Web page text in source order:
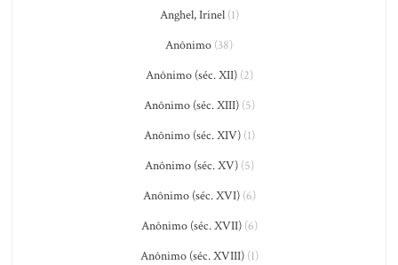
Anghel, Irinel(1)
Anônimo (38)
Anônimo (séc. XII)(2)
Anônimo (séc. XIII)(5)
Anônimo (séc. XIV)(1)
Anônimo (séc. XV)(5)
Anônimo (séc. XVI)(6)
Anônimo (séc. XVII)(6)
Anônimo (séc. XVIII)(1)